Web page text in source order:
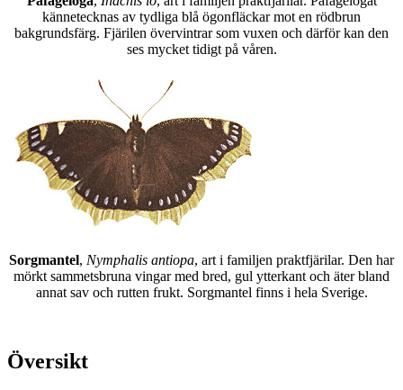
kännetecknas av tydliga blå ögonfläckar mot en rödbrun
bakgrundsfärg. Fjärilen övervintrar som vuxen och därför kan den
ses mycket tidigt på våren.
Sorgmantel, Nymphalis antiopa, art i familjen praktfjärilar. Den har
mörkt sammetsbruna vingar med bred, gul ytterkant och äter bland
annat sav och rutten frukt. Sorgmantel finns i hela Sverige.
Översikt